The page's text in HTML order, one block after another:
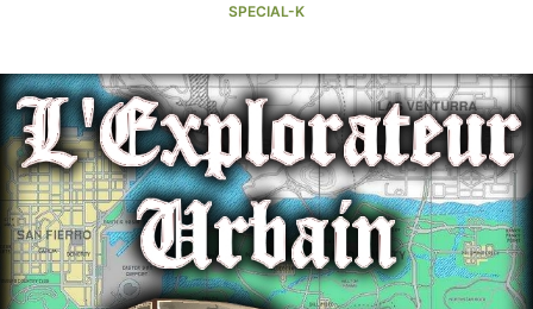
SPECIAL-K